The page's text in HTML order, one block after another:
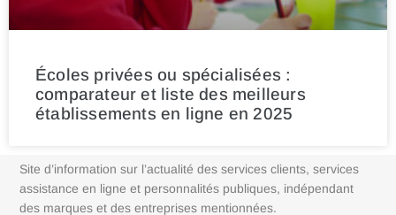
Écoles privées ou spécialisées :
comparateur et liste des meilleurs
établissements en ligne en 2025
Site d’information sur l’actualité des services clients, services
assistance en ligne et personnalités publiques, indépendant
des marques et des entreprises mentionnées.